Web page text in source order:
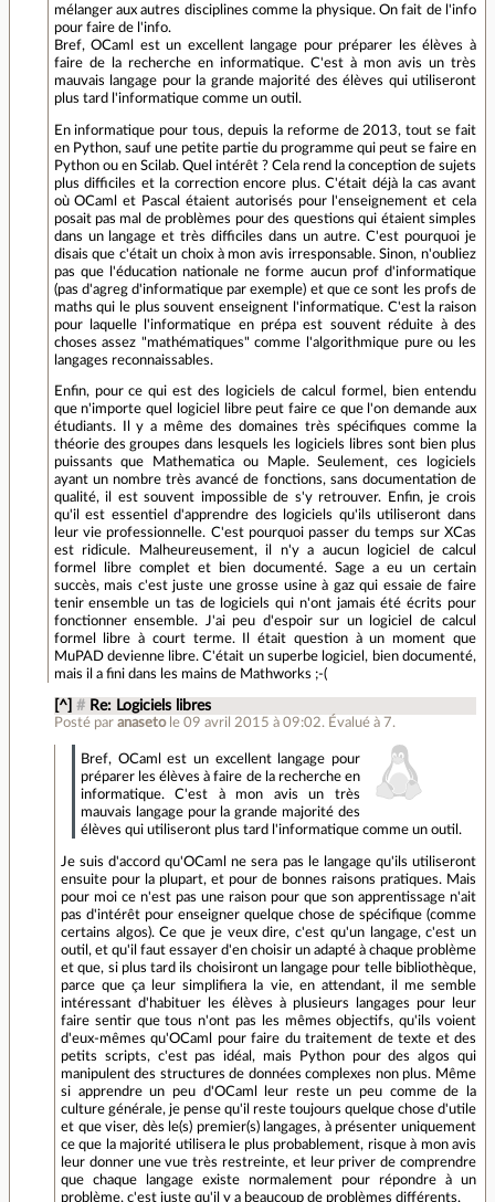
mélanger aux autres disciplines comme la physique. On fait de l'info
pour faire de l'info.
Bref, OCaml est un excellent langage pour préparer les élèves à
faire de la recherche en informatique. C'est à mon avis un très
mauvais langage pour la grande majorité des élèves qui utiliseront
plus tard l'informatique comme un outil.
En informatique pour tous, depuis la reforme de 2013, tout se fait
en Python, sauf une petite partie du programme qui peut se faire en
Python ou en Scilab. Quel intérêt ? Cela rend la conception de sujets
plus difficiles et la correction encore plus. C'était déjà la cas avant
où OCaml et Pascal étaient autorisés pour l'enseignement et cela
posait pas mal de problèmes pour des questions qui étaient simples
dans un langage et très difficiles dans un autre. C'est pourquoi je
disais que c'était un choix à mon avis irresponsable. Sinon, n'oubliez
pas que l'éducation nationale ne forme aucun prof d'informatique
(pas d'agreg d'informatique par exemple) et que ce sont les profs de
maths qui le plus souvent enseignent l'informatique. C'est la raison
pour laquelle l'informatique en prépa est souvent réduite à des
choses assez "mathématiques" comme l'algorithmique pure ou les
langages reconnaissables.
Enfin, pour ce qui est des logiciels de calcul formel, bien entendu
que n'importe quel logiciel libre peut faire ce que l'on demande aux
étudiants. Il y a même des domaines très spécifiques comme la
théorie des groupes dans lesquels les logiciels libres sont bien plus
puissants que Mathematica ou Maple. Seulement, ces logiciels
ayant un nombre très avancé de fonctions, sans documentation de
qualité, il est souvent impossible de s'y retrouver. Enfin, je crois
qu'il est essentiel d'apprendre des logiciels qu'ils utiliseront dans
leur vie professionnelle. C'est pourquoi passer du temps sur XCas
est ridicule. Malheureusement, il n'y a aucun logiciel de calcul
formel libre complet et bien documenté. Sage a eu un certain
succès, mais c'est juste une grosse usine à gaz qui essaie de faire
tenir ensemble un tas de logiciels qui n'ont jamais été écrits pour
fonctionner ensemble. J'ai peu d'espoir sur un logiciel de calcul
formel libre à court terme. Il était question à un moment que
MuPAD devienne libre. C'était un superbe logiciel, bien documenté,
mais il a fini dans les mains de Mathworks ;-(
[^] # Re: Logiciels libres
Posté par anaseto le 09 avril 2015 à 09:02. Évalué à 7.
Bref, OCaml est un excellent langage pour
préparer les élèves à faire de la recherche en
informatique. C'est à mon avis un très
mauvais langage pour la grande majorité des
élèves qui utiliseront plus tard l'informatique comme un outil.
Je suis d'accord qu'OCaml ne sera pas le langage qu'ils utiliseront
ensuite pour la plupart, et pour de bonnes raisons pratiques. Mais
pour moi ce n'est pas une raison pour que son apprentissage n'ait
pas d'intérêt pour enseigner quelque chose de spécifique (comme
certains algos). Ce que je veux dire, c'est qu'un langage, c'est un
outil, et qu'il faut essayer d'en choisir un adapté à chaque problème
et que, si plus tard ils choisiront un langage pour telle bibliothèque,
parce que ça leur simplifiera la vie, en attendant, il me semble
intéressant d'habituer les élèves à plusieurs langages pour leur
faire sentir que tous n'ont pas les mêmes objectifs, qu'ils voient
d'eux-mêmes qu'OCaml pour faire du traitement de texte et des
petits scripts, c'est pas idéal, mais Python pour des algos qui
manipulent des structures de données complexes non plus. Même
si apprendre un peu d'OCaml leur reste un peu comme de la
culture générale, je pense qu'il reste toujours quelque chose d'utile
et que viser, dès le(s) premier(s) langages, à présenter uniquement
ce que la majorité utilisera le plus probablement, risque à mon avis
leur donner une vue très restreinte, et leur priver de comprendre
que chaque langage existe normalement pour répondre à un
problème, c'est juste qu'il y a beaucoup de problèmes différents.